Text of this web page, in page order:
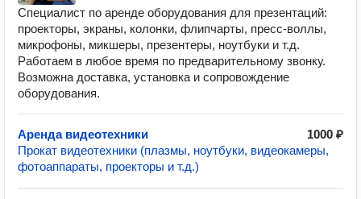
Специалист по аренде оборудования для презентаций:
проекторы, экраны, колонки, флипчарты, пресс-воллы,
микрофоны, микшеры, презентеры, ноутбуки и т.д.
Работаем в любое время по предварительному звонку.
Возможна доставка, установка и сопровождение
оборудования.
Аренда видеотехники
1000 ₽
Прокат видеотехники (плазмы, ноутбуки, видеокамеры,
фотоаппараты, проекторы и т.д.)